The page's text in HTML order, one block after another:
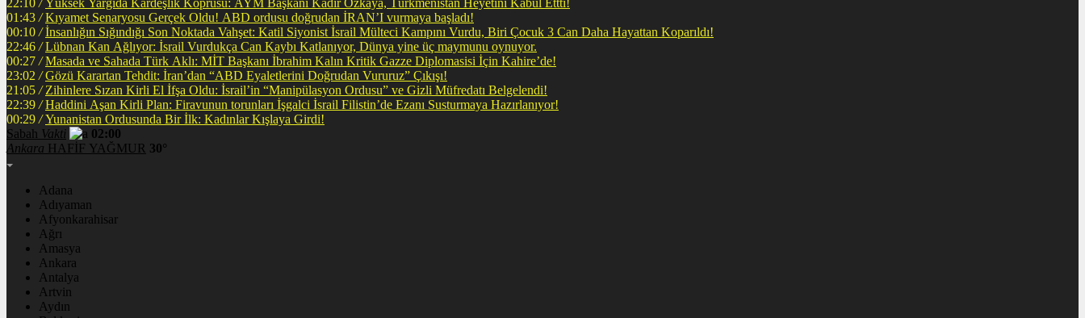
22:10 / Yüksek Yargıda Kardeşlik Köprüsü: AYM Başkanı Kadir Özkaya, Türkmenistan Heyetini Kabul Ettti!
01:43 /
Kıyamet Senaryosu Gerçek Oldu! ABD ordusu doğrudan İRAN’I vurmaya başladı!
00:10 / İnsanlığın Sığındığı Son Noktada Vahşet: Katil Siyonist İsrail Mülteci Kampını Vurdu, Biri Çocuk 3 Can Daha Hayattan Koparıldı!
22:46 / Lübnan Kan Ağlıyor: İsrail Vurdukça Can Kaybı Katlanıyor, Dünya yine üç maymunu oynuyor.
00:27 / Masada ve Sahada Türk Aklı: MİT Başkanı İbrahim Kalın Kritik Gazze Diplomasisi İçin Kahire’de!
23:02 / Gözü Karartan Tehdit: İran’dan “ABD Eyaletlerini Doğrudan Vururuz” Çıkışı!
21:05 / Zihinlere Sızan Kirli El İfşa Oldu: İsrail’in “Manipülasyon Ordusu” ve Gizli Müfredatı Belgelendi!
22:39 /
Haddini Aşan Kirli Plan: Firavunun torunları İşgalci İsrail Filistin’de Ezanı Susturmaya Hazırlanıyor!
00:29 / Yunanistan Ordusunda Bir İlk: Kadınlar Kışlaya Girdi!
Sabah Vakti
02:00
Ankara HAFİF YAĞMUR 30°
Adana
Adıyaman
Afyonkarahisar
Ağrı
Amasya
Ankara
Antalya
Artvin
Aydın